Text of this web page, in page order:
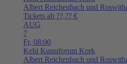
Albert Reichenbach und
Tickets ab ??,?? €
AUG
7
Fr, 08:00
Kehl Kunstforum Kork
Albert Reichenbach und